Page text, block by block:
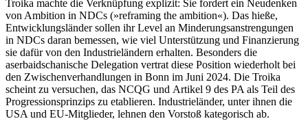
Troika machte die Verknüpfung explizit: Sie fordert ein Neu­denken
von Ambition in NDCs (»re­framing the ambition«). Das hieße,
Entwicklungsländer sollen ihr Level an Minderungs­anstrengungen
in NDCs daran bemessen, wie viel Unterstützung und Finanzierung
sie dafür von den Industrieländern erhalten. Beson­ders die
aserbaidschanische Delegation vertrat diese Position wieder­holt bei
den Zwischen­verhandlungen in Bonn im Juni 2024. Die Troika
scheint zu versuchen, das NCQG und Artikel 9 des PA als Teil des
Progressionsprinzips zu etablie­ren. Indus­trie­länder, unter ihnen die
USA und EU-Mit­glieder, lehnen den Vorstoß kategorisch ab.